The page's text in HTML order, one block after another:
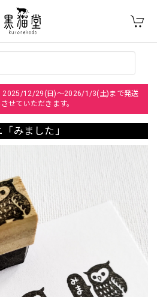
2025/12/29(日)～2026/1/3(土)まで発送
せていただきます。
みました」